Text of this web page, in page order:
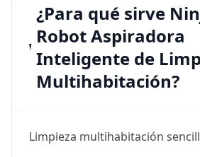
¿Para qué sirve
Robot Aspiradora
Inteligente de
Multihabitación?
Limpieza multihabitación